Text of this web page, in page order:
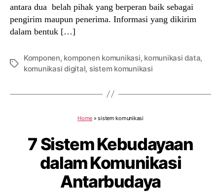
antara dua belah pihak yang berperan baik sebagai
pengirim maupun penerima. Informasi yang dikirim
dalam bentuk […]
Tags
Komponen, komponen komunikasi, komunikasi data,
komunikasi digital, sistem komunikasi
Home »sistem komunikasi
7 Sistem Kebudayaan
dalam Komunikasi
Antarbudaya